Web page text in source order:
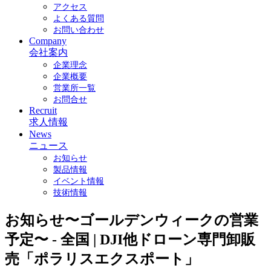
アクセス
よくある質問
お問い合わせ
Company
会社案内
企業理念
企業概要
営業所一覧
お問合せ
Recruit
求人情報
News
ニュース
お知らせ
製品情報
イベント情報
技術情報
お知らせ〜ゴールデンウィークの営業
予定〜 - 全国 | DJI他ドローン専門卸販
売「ポラリスエクスポート」